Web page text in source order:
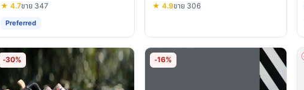
★ 4.7ขาย 347
Preferred
★ 4.9ขาย 306
-30% -16%